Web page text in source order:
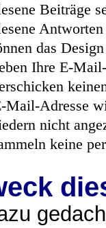
Beiträge
das
Ihre E-
Mail-Adresse
nicht
keine